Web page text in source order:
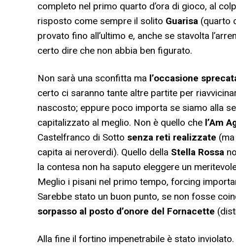
completo nel primo quarto d’ora di gioco, al
risposto come sempre il solito Guarisa (quarto
provato fino all’ultimo e, anche se stavolta
certo dire che non abbia ben figurato.
Non sarà una sconfitta ma l’occasione
certo ci saranno tante altre partite per
nascosto; eppure poco importa se siamo alla
capitalizzato al meglio. Non è quello che l’Am
Castelfranco di Sotto senza reti realizzate
capita ai neroverdi). Quello della Stella Rossa
la contesa non ha saputo eleggere un
Meglio i pisani nel primo tempo, forcing
Sarebbe stato un buon punto, se non fosse
sorpasso al posto d’onore del Fornacette
Alla fine il fortino impenetrabile è stato